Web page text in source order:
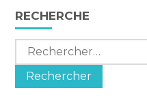
Blog
sidebar
RECHERCHE
Rechercher :